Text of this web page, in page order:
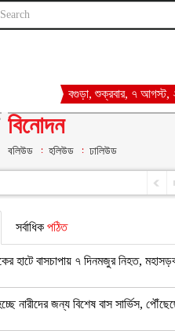
বগুড়া, শুক্রবার, ৭ আগস্ট,
বিনোদন
বলিউড হলিউড ঢালিউড
সর্বাধিকপঠিত
হাটে বাসচাপায় ৭ দিনমজুর নিহত,
নারীদের জন্য বিশেষ বাস সার্ভিস,